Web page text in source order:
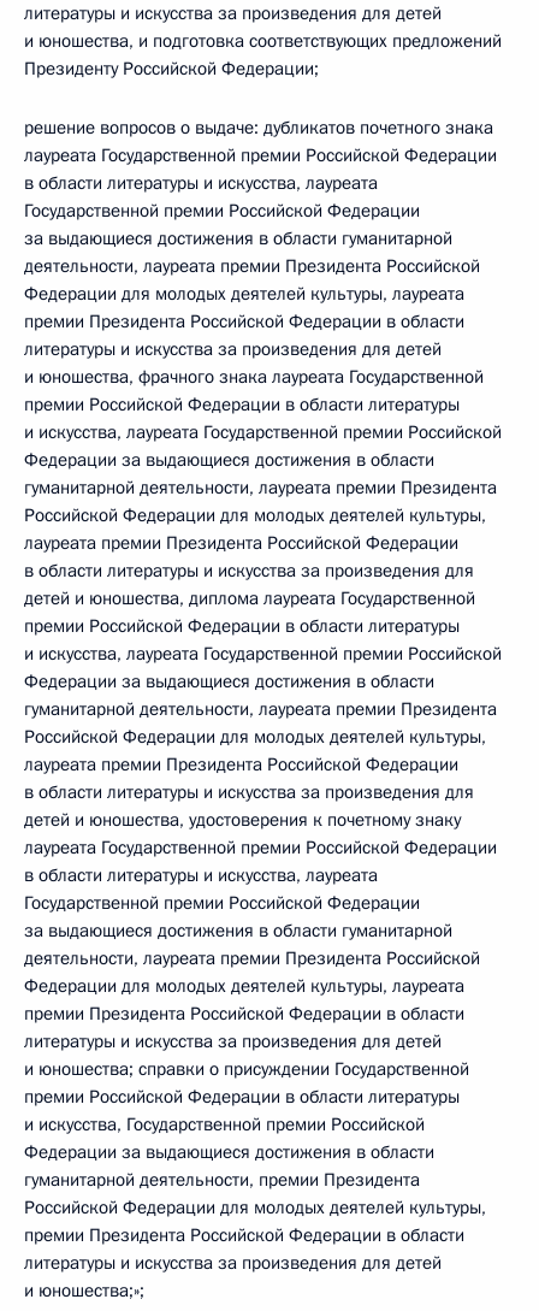
литературы и искусства за произведения для детей
и юношества, и подготовка соответствующих предложений
Президенту Российской Федерации;
решение вопросов о выдаче: дубликатов почетного знака
лауреата Государственной премии Российской Федерации
в области литературы и искусства, лауреата
Государственной премии Российской Федерации
за выдающиеся достижения в области гуманитарной
деятельности, лауреата премии Президента Российской
Федерации для молодых деятелей культуры, лауреата
премии Президента Российской Федерации в области
литературы и искусства за произведения для детей
и юношества, фрачного знака лауреата Государственной
премии Российской Федерации в области литературы
и искусства, лауреата Государственной премии Российской
Федерации за выдающиеся достижения в области
гуманитарной деятельности, лауреата премии Президента
Российской Федерации для молодых деятелей культуры,
лауреата премии Президента Российской Федерации
в области литературы и искусства за произведения для
детей и юношества, диплома лауреата Государственной
премии Российской Федерации в области литературы
и искусства, лауреата Государственной премии Российской
Федерации за выдающиеся достижения в области
гуманитарной деятельности, лауреата премии Президента
Российской Федерации для молодых деятелей культуры,
лауреата премии Президента Российской Федерации
в области литературы и искусства за произведения для
детей и юношества, удостоверения к почетному знаку
лауреата Государственной премии Российской Федерации
в области литературы и искусства, лауреата
Государственной премии Российской Федерации
за выдающиеся достижения в области гуманитарной
деятельности, лауреата премии Президента Российской
Федерации для молодых деятелей культуры, лауреата
премии Президента Российской Федерации в области
литературы и искусства за произведения для детей
и юношества; справки о присуждении Государственной
премии Российской Федерации в области литературы
и искусства, Государственной премии Российской
Федерации за выдающиеся достижения в области
гуманитарной деятельности, премии Президента
Российской Федерации для молодых деятелей культуры,
премии Президента Российской Федерации в области
литературы и искусства за произведения для детей
и юношества;»;